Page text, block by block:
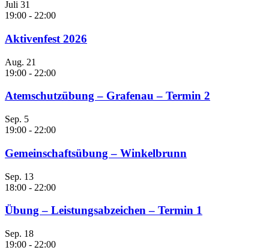
Juli 31
19:00 - 22:00
Aktivenfest 2026
Aug. 21
19:00 - 22:00
Atemschutzübung – Grafenau – Termin 2
Sep. 5
19:00 - 22:00
Gemeinschaftsübung – Winkelbrunn
Sep. 13
18:00 - 22:00
Übung – Leistungsabzeichen – Termin 1
Sep. 18
19:00 - 22:00